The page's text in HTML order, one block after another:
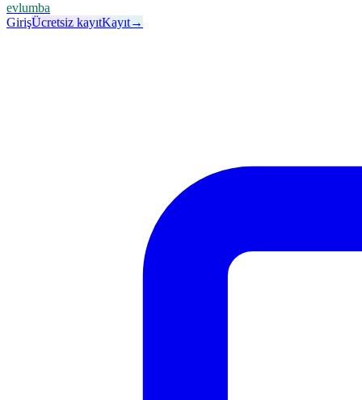
evlumba
GirişÜcretsiz kayıtKayıt→